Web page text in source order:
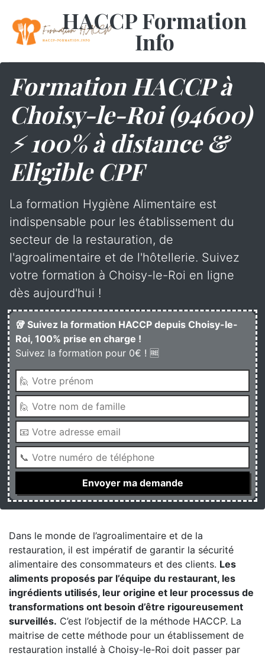
HACCP Formation
Info
Formation HACCP à
Choisy-le-Roi (94600)
⚡ 100% à distance &
Eligible CPF
La formation Hygiène Alimentaire est
indispensable pour les établissement du
secteur de la restauration, de
l'agroalimentaire et de l'hôtellerie. Suivez
votre formation à Choisy-le-Roi en ligne
dès aujourd'hui !
🥡 Suivez la formation HACCP depuis Choisy-le-
Roi, 100% prise en charge !
Suivez la formation pour 0€ ! 🆓
Dans le monde de l’agroalimentaire et de la
restauration, il est impératif de garantir la sécurité
alimentaire des consommateurs et des clients. Les
aliments proposés par l’équipe du restaurant, les
ingrédients utilisés, leur origine et leur processus de
transformations ont besoin d’être rigoureusement
surveillés. C’est l’objectif de la méthode HACCP. La
maitrise de cette méthode pour un établissement de
restauration installé à Choisy-le-Roi doit passer par